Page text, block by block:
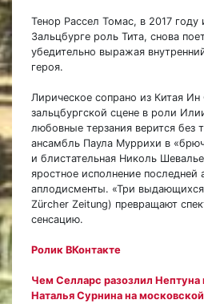
Тенор Рассел Томас, в 2017
Зальцбурге роль Тита, снова
убедительно выражая
героя.
Лирическое сопрано из Китая
зальцбургской сцене в роли
любовные терзания верится без
ансамбль Паула Муррихи в
и блистательная Николь
яростное исполнение
аплодисменты. «Три
Zürcher Zeitung) превращают
сенсацию.
Ролик ВКонтакте
Чем Селларс разозлил
Наталья Сурнина на